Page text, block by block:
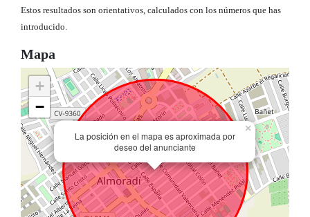
Estos resultados son orientativos, calculados con los números que has
introducido.
Mapa
La posición en el mapa es aproximada por
deseo del anunciante
×
+
−